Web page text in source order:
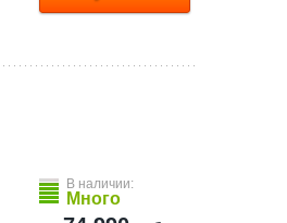
В наличии:
Много